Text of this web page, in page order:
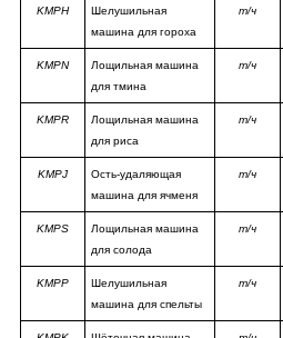
KMPH
Шелушильная
машина для гороха
т/ч
KMPN
Лощильная машина
для тмина
т/ч
KMPR
Лощильная машина
для риса
т/ч
KMPJ
Oсть-удаляющая
машина для ячменя
т/ч
KMPS
Лощильная машина
для солода
т/ч
KMPP
Шелушильная
машина для спельты
т/ч